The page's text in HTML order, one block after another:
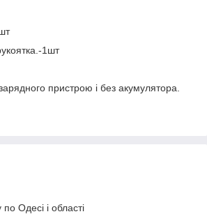
1шт
пристрою і без акумулятора.
Одесі і області